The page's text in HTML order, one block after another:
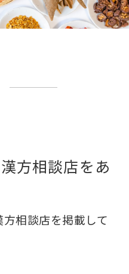
方相談店をあ
相談店を掲載して